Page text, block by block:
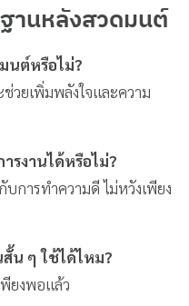
านหลังสวดมนต์
นต์หรือไม่?
วยเพิ่มพลังใจและความ
รงานได้หรือไม่?
การทำความดี ไม่หวังเพียง
สั้น ๆ ใช้ได้ไหม?
พียงพอแล้ว